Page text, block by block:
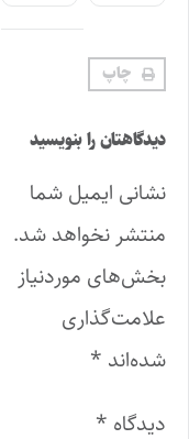
چاپ
دیدگاهتان را بنویسید
نشانی ایمیل شما
منتشر نخواهد شد.
بخش‌های موردنیاز
علامت‌گذاری
شده‌اند *
دیدگاه *